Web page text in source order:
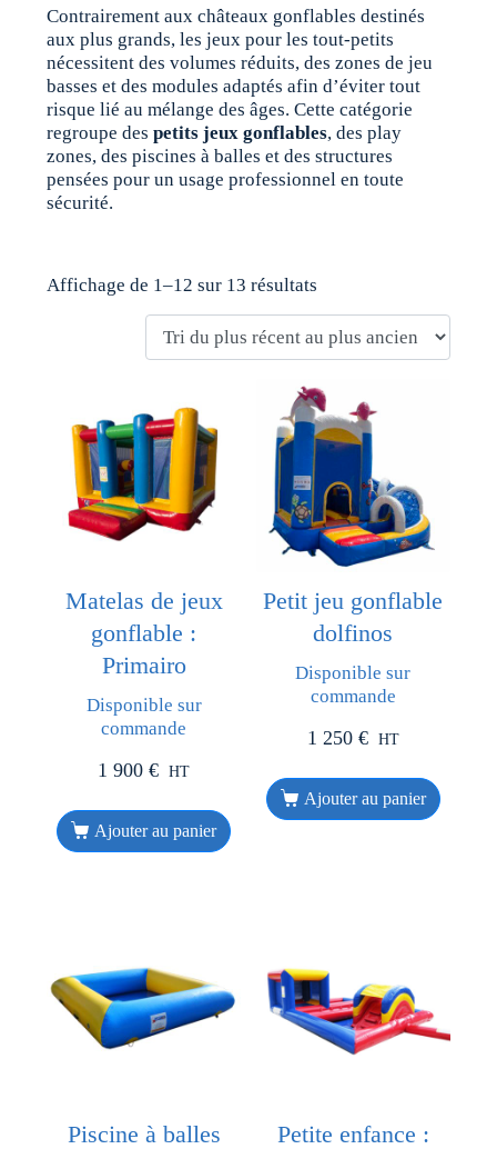
Contrairement aux châteaux gonflables destinés
aux plus grands, les jeux pour les tout-petits
nécessitent des volumes réduits, des zones de jeu
basses et des modules adaptés afin d’éviter tout
risque lié au mélange des âges. Cette catégorie
regroupe despetits jeux gonflables, des play
zones, des piscines à balles et des structures
pensées pour un usage professionnel en toute
sécurité.
Affichage de 1–12 sur 13 résultats
Matelas de jeux
gonflable :
Primairo
Disponible sur
commande
1 900€ HT
Ajouter au panier
Petit jeu gonflable
dolfinos
Disponible sur
commande
1 250 € HT
Ajouter au panier
Piscine à balles
Petite enfance :